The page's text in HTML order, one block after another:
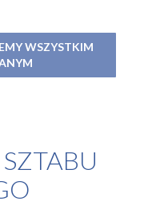
WSZYSTKIM